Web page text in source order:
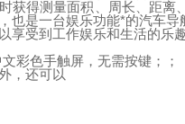
获得测量面积、周长、距
也是一台娱乐功能*的汽车
享受到工作娱乐和生活的乐
彩色手触屏，无需按键；；
，还可以